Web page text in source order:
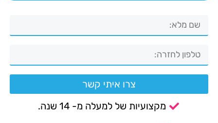
צרו איתי קשר
מקצועיות של למעלה מ- 14 שנה.